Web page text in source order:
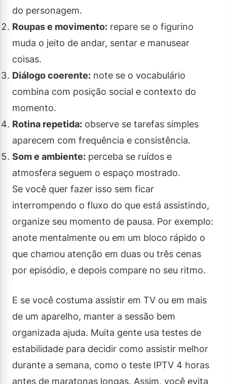
do personagem.
Roupas e movimento: repare se o figurino
muda o jeito de andar, sentar e manusear
coisas.
Diálogo coerente: note se o vocabulário
combina com posição social e contexto do
momento.
Rotina repetida: observe se tarefas simples
aparecem com frequência e consistência.
Som e ambiente: perceba se ruídos e
atmosfera seguem o espaço mostrado.
Se você quer fazer isso sem ficar
interrompendo o fluxo do que está assistindo,
organize seu momento de pausa. Por exemplo:
anote mentalmente ou em um bloco rápido o
que chamou atenção em duas ou três cenas
por episódio, e depois compare no seu ritmo.
E se você costuma assistir em TV ou em mais
de um aparelho, manter a sessão bem
organizada ajuda. Muita gente usa testes de
estabilidade para decidir como assistir melhor
durante a semana, como o teste IPTV 4 horas
antes de maratonas longas. Assim, você evita